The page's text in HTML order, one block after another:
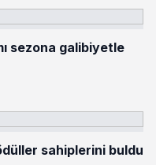
sezona galibiyetle
sahiplerini buldu